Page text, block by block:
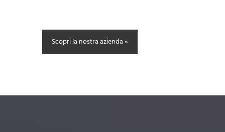
Scopri la nostra azienda »